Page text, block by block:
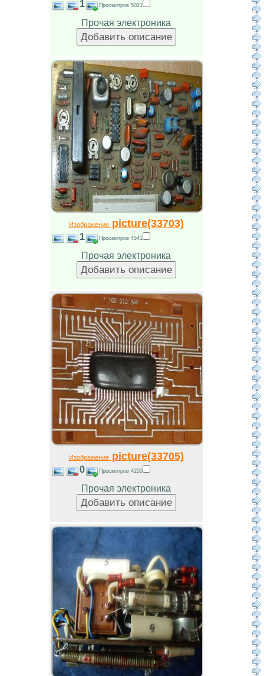
1 Просмотров 5021
Прочая электроника
Изображениеpicture(33703)
1 Просмотров 4541
Прочая электроника
Изображениеpicture(33705)
0 Просмотров 4255
Прочая электроника